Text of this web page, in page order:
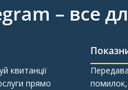
– все
квитанції
прямо